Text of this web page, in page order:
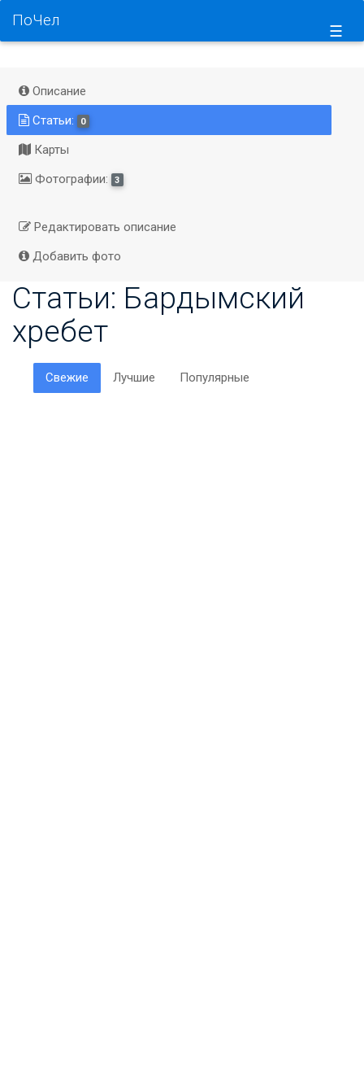
☰
ПоЧел
Описание
Статьи:
0
Карты
Фотографии:
3
Редактировать описание
Добавить фото
Статьи: Бардымский
хребет
Свежие Лучшие Популярные